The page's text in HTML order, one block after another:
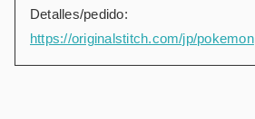
Detalles/pedido:
https://originalstitch.com/jp/pokemon